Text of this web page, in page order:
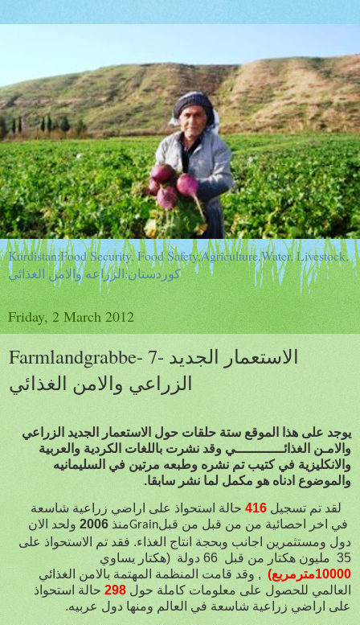
Kurdistan:Food Security, Food Safety,Agriculture,Water, Livestock,
كوردستان:الزراعه والامن الغذائي
Friday, 2 March 2012
Farmlandgrabbe- 7- الاستعمار الجديد
الزراعي والامن الغذائي
يوجد على هذا الموقع ستة حلقات حول الاستعمار الجديد الزراعي
والامـن الغذائــــــــــــي وقد نشرت باللغات الكردية والعربية
والانكليزية في كتيب تم نشره وطبعه مرتين في السليمانيه
والموضوع ادناه هو مكمل لما نشر سابقا.
لقد تم تسجيل 416 حالة استحواذ على اراضي زراعية شاسعة
منذ 2006 ولحد الان Grainفي اخر احصائية من من قبل من قبل
دول ومستثمرين اجانب وبحجة انتاج الغذاء. فقد تم الاستحواذ على
35 مليون هكتار من قبل
66 دولة
(هكتار يساوي
10000مترمربع)
, وقد قامت المنظمة المهتمة بالامن الغذائي
العالمي للحصول على معلومات كاملة حول
حالة استحواذ
على اراضي زراعية شاسعة في العالم ومنها دول عربيه.